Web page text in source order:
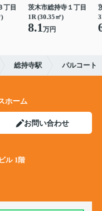
丁目
茨木市総持寺１丁目
1R (30.35㎡)
8.1万円
総持寺駅 パルコート
ホーム
お問い合わせ
ル 1階